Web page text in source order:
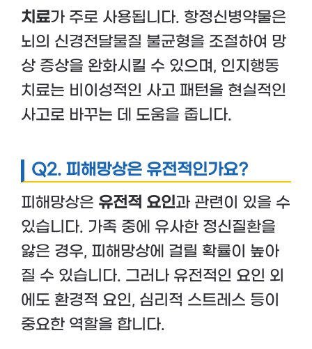
치료가 주로 사용됩니다. 항정신병약물은
뇌의 신경전달물질 불균형을 조절하여 망
상 증상을 완화시킬 수 있으며, 인지행동
치료는 비이성적인 사고 패턴을 현실적인
사고로 바꾸는 데 도움을 줍니다.
Q2. 피해망상은 유전적인가요?
피해망상은 유전적 요인과 관련이 있을 수
있습니다. 가족 중에 유사한 정신질환을
앓은 경우, 피해망상에 걸릴 확률이 높아
질 수 있습니다. 그러나 유전적인 요인 외
에도 환경적 요인, 심리적 스트레스 등이
중요한 역할을 합니다.